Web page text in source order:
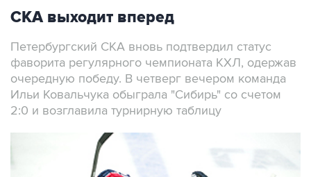
СКА выходит вперед
Петербургский СКА вновь подтвердил статус
фаворита регулярного чемпионата КХЛ, одержав
очередную победу. В четверг вечером команда
Ильи Ковальчука обыграла "Сибирь" со счетом
2:0 и возглавила турнирную таблицу